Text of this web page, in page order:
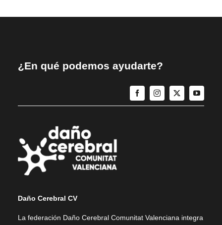
¿En qué podemos ayudarte?
Daño Cerebral CV
La federación Daño Cerebral Comunitat Valenciana integra